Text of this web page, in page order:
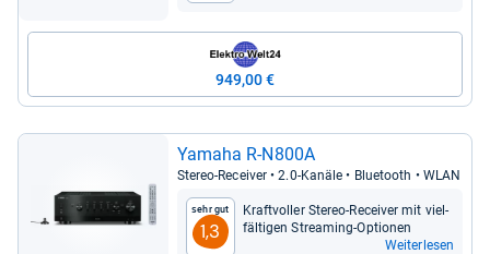
949,00 €
Yamaha R-​N800A
Ste­reo-​Recei­ver • 2.0-​Kanäle • Blue­tooth • WLAN
Sehr gut
1,3
Kraft­vol­ler Ste­reo-​Recei­ver mit viel­
fäl­ti­gen Stre­a­ming-​Optio­nen
Weiterlesen